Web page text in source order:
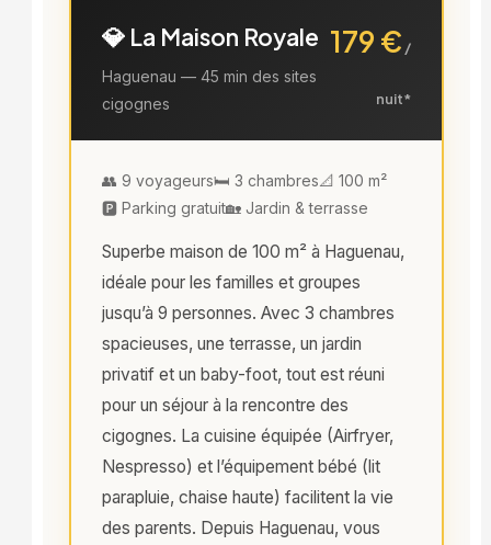
💎 La Maison Royale
Haguenau — 45 min des sites
cigognes
179 € /
nuit*
👥 9 voyageurs🛏️ 3 chambres📐 100 m²
🅿️ Parking gratuit🏡 Jardin & terrasse
Superbe maison de 100 m² à Haguenau,
idéale pour les familles et groupes
jusqu’à 9 personnes. Avec 3 chambres
spacieuses, une terrasse, un jardin
privatif et un baby-foot, tout est réuni
pour un séjour à la rencontre des
cigognes. La cuisine équipée (Airfryer,
Nespresso) et l’équipement bébé (lit
parapluie, chaise haute) facilitent la vie
des parents. Depuis Haguenau, vous